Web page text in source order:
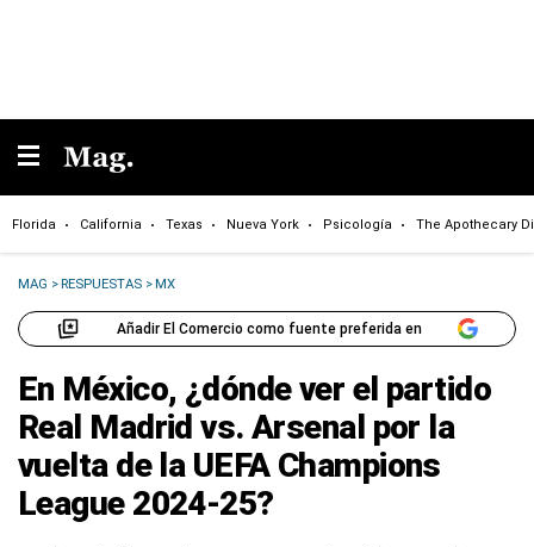
Florida California Texas Nueva York Psicología The Apothecary
MAG >RESPUESTAS >MX
Añadir El Comercio como fuente preferida en
En México, ¿dónde ver el partido
Real Madrid vs. Arsenal por la
vuelta de la UEFA Champions
League 2024-25?